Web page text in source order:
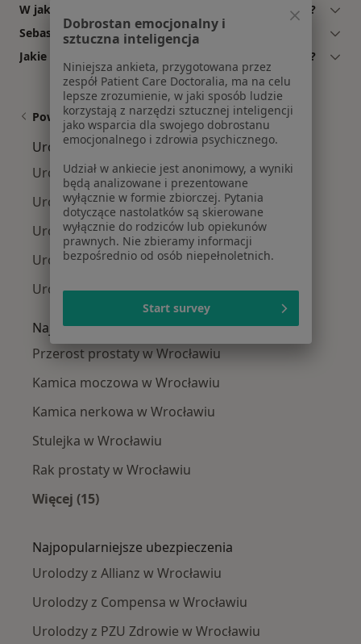
W jakich godzinach przyjmuje Sebastian Fedorowicz?
Sebastian Fedorowicz: co mówią pacjenci?
Jakie ubezpieczenia akceptuje Sebastian Fedorowicz?
Powiązane wyszukiwania
Urolodzy w pobliżu
Urolodzy Krzyki
Urolodzy Fabryczna
Urolodzy Stare Miasto
Urolodzy Śródmieście
Urolodzy Psie Pole
Najczęście leczone choroby
Przerost prostaty w Wrocławiu
Kamica moczowa w Wrocławiu
Kamica nerkowa w Wrocławiu
Stulejka w Wrocławiu
Rak prostaty w Wrocławiu
Więcej (15)
Najpopularniejsze ubezpieczenia
Urolodzy z Allianz w Wrocławiu
Urolodzy z Compensa w Wrocławiu
Urolodzy z PZU Zdrowie w Wrocławiu
Dobrostan emocjonalny i
sztuczna inteligencja
Niniejsza ankieta, przygotowana przez
zespół Patient Care Doctoralia, ma na celu
lepsze zrozumienie, w jaki sposób ludzie
korzystają z narzędzi sztucznej inteligencji
jako wsparcia dla swojego dobrostanu
emocjonalnego i zdrowia psychicznego.
Udział w ankiecie jest anonimowy, a wyniki
będą analizowane i prezentowane
wyłącznie w formie zbiorczej. Pytania
dotyczące nastolatków są skierowane
wyłącznie do rodziców lub opiekunów
prawnych. Nie zbieramy informacji
bezpośrednio od osób niepełnoletnich.
Start survey